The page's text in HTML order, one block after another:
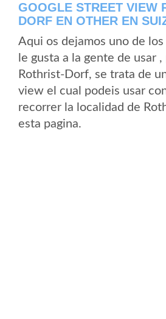
GOOGLE STREET VIEW
DORF EN OTHER EN
Aqui os dejamos uno de
le gusta a la gente de usar
Rothrist-Dorf, se trata de
view el cual podeis usar
recorrer la localidad de
esta pagina.